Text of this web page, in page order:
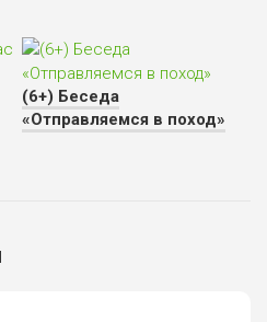
(6+) Беседа
«Отправляемся в поход»